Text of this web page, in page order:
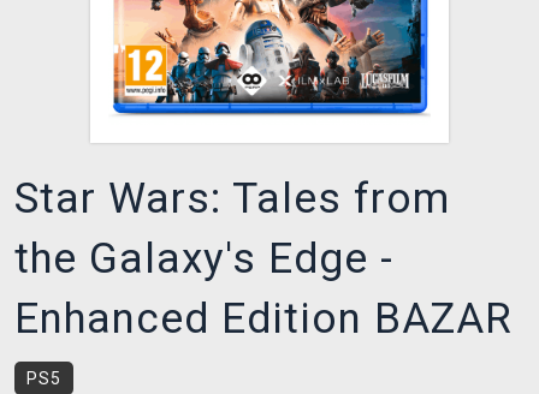
VÝKUP HER (BAZAR)
Star Wars: Tales from
the Galaxy's Edge -
Enhanced Edition BAZAR
PS5